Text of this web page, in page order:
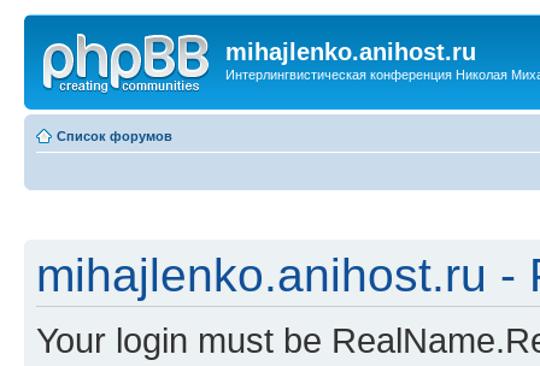
mihajlenko.anihost.ru
Интерлингвистическая конференция Николая
Список форумов
mihajlenko.anihost.ru -
Your login must be